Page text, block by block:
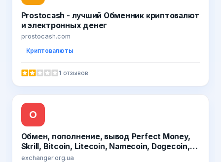
Prostocash - лучший Обменник криптовалют
и электронных денег
prostocash.com
Криптовалюты
1 отзывов
О
Обмен, пополнение, вывод Perfect Money,
Skrill, Bitcoin, Litecoin, Namecoin, Dogecoin,
BTC-e Code, Payza, OKPay, Payeer, EgoPay,
exchanger.org.ua